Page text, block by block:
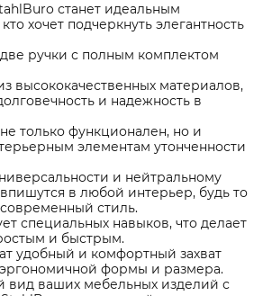
станет идеальным
хочет подчеркнуть элегантность
ручки с полным комплектом
высококачественных материалов,
и надежность в
только функционален, но и
элементам утонченности
и нейтральному
в любой интерьер, будь то
стиль.
специальных навыков, что делает
и быстрым.
удобный и комфортный захват
формы и размера.
вид ваших мебельных изделий с